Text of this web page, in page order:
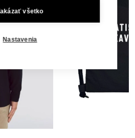
všetko
Nastavenia